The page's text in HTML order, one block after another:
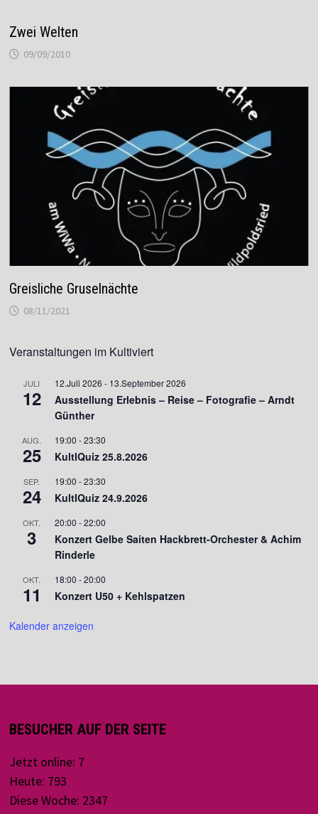
Zwei Welten
09/09/2010
Greisliche Gruselnächte
08/11/2021
Veranstaltungen im Kultiviert
JULI
12
12.Juli 2026 - 13.September 2026
Ausstellung Erlebnis – Reise – Fotografie – Arndt
Günther
AUG.
25
19:00 -23:30
KultIQuiz 25.8.2026
SEP.
24
19:00 -23:30
KultIQuiz 24.9.2026
OKT.
3
20:00 -22:00
Konzert Gelbe Saiten Hackbrett-Orchester & Achim
Rinderle
OKT.
11
18:00 -20:00
Konzert U50 + Kehlspatzen
Kalender anzeigen
BESUCHER AUF DER SEITE
Jetzt online: 7
Heute: 793
Diese Woche: 2347